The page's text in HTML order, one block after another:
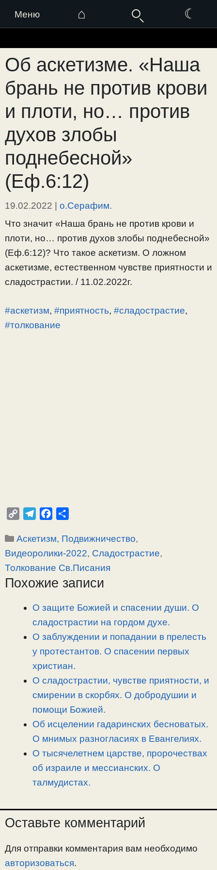
Меню ⌂ ☾
к
содержимому
Об аскетизме. «Наша
брань не против крови
и плоти, но… против
духов злобы
поднебесной»
(Еф.6:12)
19.02.2022 | о.Серафим.
Что значит «Наша брань не против крови и
плоти, но… против духов злобы поднебесной»
(Еф.6:12)? Что такое аскетизм. О ложном
аскетизме, естественном чувстве приятности и
сладострастии. / 11.02.2022г.
#аскетизм, #приятность, #сладострастие,
#толкование
p
y
n
l
e
a
c
e
o
п
р
и
Рубрики
Аскетизм, Подвижничество,
Видеоролики-2022, Сладострастие,
Толкование Св.Писания
Похожие записи
О защите Божией и спасении души. О
сладострастии на гордом духе.
О заблуждении и попадании в прелесть
у протестантов. О спасении первых
христиан.
О сладострастии, чувстве приятности, и
смирении в скорбях. О добродушии и
помощи Божией.
Об исцелении гадаринских бесноватых.
О мнимых разногласиях в Евангелиях.
О тысячелетнем царстве, пророчествах
об израиле и мессианских. О
талмудистах.
Оставьте комментарий
Для отправки комментария вам необходимо
авторизоваться.